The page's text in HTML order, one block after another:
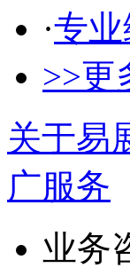
·专
>>更
关于易
广服务
业务